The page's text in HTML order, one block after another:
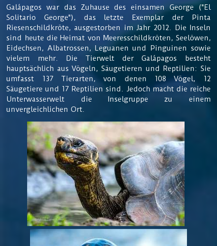
Galápagos war das Zuhause des einsamen George ("El
Solitario George"), das letzte Exemplar der Pinta
Riesenschildkröte, ausgestorben im Jahr 2012. Die Inseln
sind heute die Heimat von Meeresschildkröten, Seelöwen,
Eidechsen, Albatrossen, Leguanen und Pinguinen sowie
vielem mehr. Die Tierwelt der Galápagos besteht
hauptsächlich aus Vögeln, Säugetieren und Reptilien: Sie
umfasst 137 Tierarten, von denen 108 Vögel, 12
Säugetiere und 17 Reptilien sind. Jedoch macht die reiche
Unterwasserwelt die Inselgruppe zu einem
unvergleichlichen Ort.